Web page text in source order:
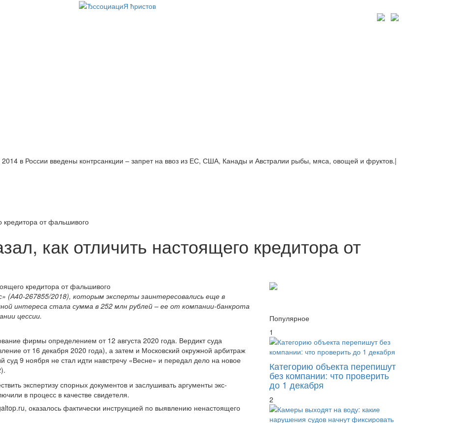
2014 в России введены контрсанкции – запрет на ввоз из ЕС, США, Канады и Австралии рыбы, мяса, овощей и фруктов.|
кредитора от фальшивого
как отличить настоящего кредитора от
267855/2018), которым эксперты заинтересовались еще в
интереса стала сумма в 252 млн рублей – ее от компании-банкрота
цессии.
фирмы определением от 12 августа 2020 года. Вердикт суда
от 16 декабря 2020 года), а затем и Московский окружной арбитраж
суд 9 ноября не стал идти навстречу «Весне» и передал дело на новое
экспертизу спорных документов и заслушивать аргументы экс-
в процесс в качестве свидетеля.
оказалось фактически инструкцией по выявлению ненастоящего
Популярное
1
Категорию объекта перепишут
без компании: что проверить
до 1 декабря
2